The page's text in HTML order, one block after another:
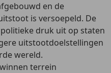
en de
is versoepeld. De
druk uit op staten
uitstootdoelstellingen
wereld.
terrein